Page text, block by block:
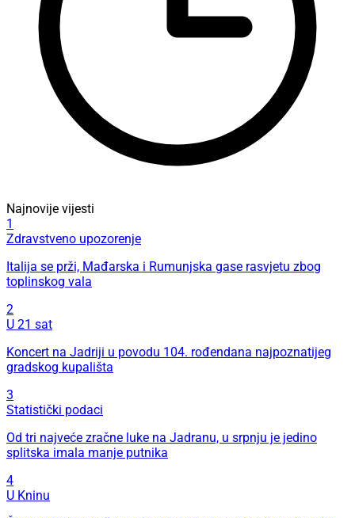
Najnovije vijesti
1
Zdravstveno upozorenje
Italija se prži, Mađarska i Rumunjska gase rasvjetu zbog
toplinskog vala
2
U 21 sat
Koncert na Jadriji u povodu 104. rođendana najpoznatijeg
gradskog kupališta
3
Statistički podaci
Od tri najveće zračne luke na Jadranu, u srpnju je jedino
splitska imala manje putnika
4
U Kninu